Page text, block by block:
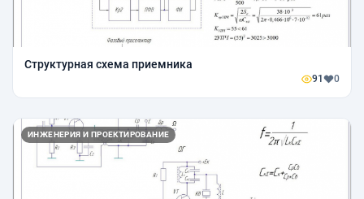
Структурная схема приемника
91 0
ИНЖЕНЕРИЯ И ПРОЕКТИРОВАНИЕ